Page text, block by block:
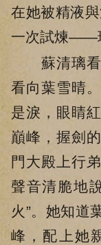
在她被精液
一次試煉——
蘇清璃看
看向葉雪晴
是淚，眼睛
巔峰，握劍
門大殿上行
聲音清脆地
火”。她知
峰，配上她